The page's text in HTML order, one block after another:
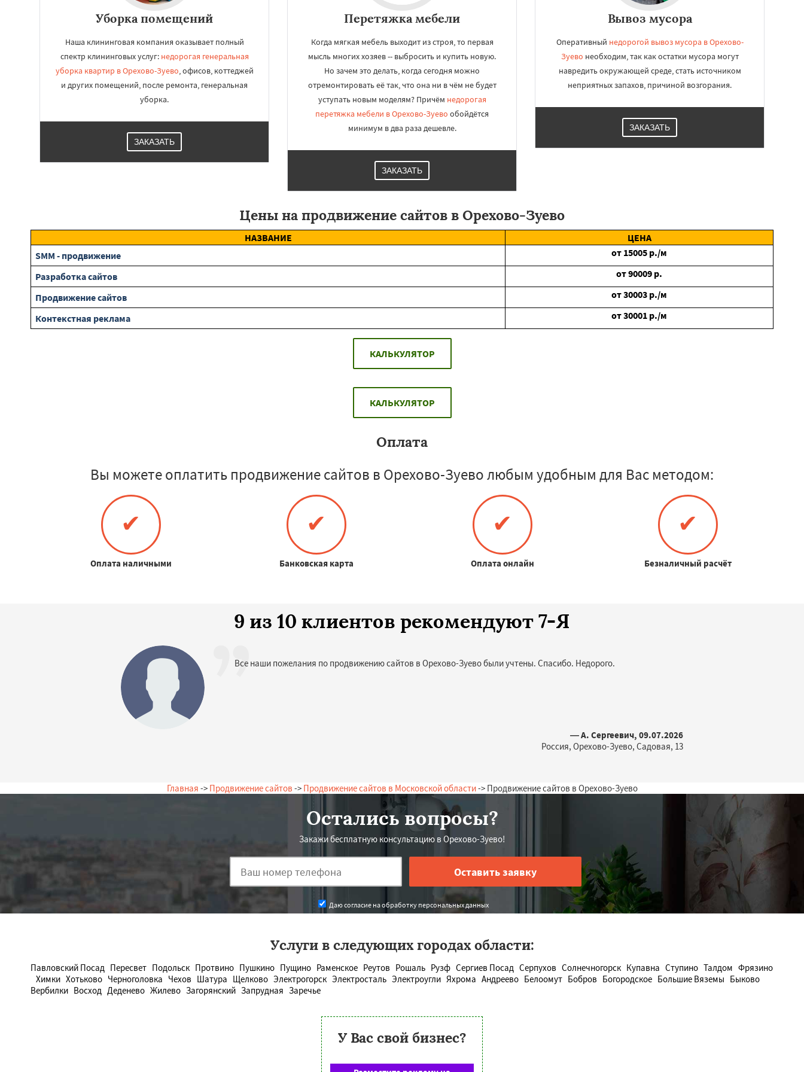
Уборка помещений
Наша клининговая компания оказывает полный
спектр клининговых услуг: недорогая генеральная
уборка квартир в Орехово-Зуево, офисов, коттеджей
и других помещений, после ремонта, генеральная
уборка.
ЗАКАЗАТЬ
Перетяжка мебели
Когда мягкая мебель выходит из строя, то первая
мысль многих хозяев -- выбросить и купить новую.
Но зачем это делать, когда сегодня можно
отремонтировать её так, что она ни в чём не будет
уступать новым моделям? Причём недорогая
перетяжка мебели в Орехово-Зуево обойдётся
минимум в два раза дешевле.
ЗАКАЗАТЬ
Вывоз мусора
Оперативный недорогой вывоз мусора в Орехово-
Зуево необходим, так как остатки мусора могут
навредить окружающей среде, стать источником
неприятных запахов, причиной возгорания.
ЗАКАЗАТЬ
Цены на продвижение сайтов в Орехово-Зуево
НАЗВАНИЕ
ЦЕНА
SMM - продвижение
от 15005 р./м
Разработка сайтов
от90009 р.
Продвижение сайтов
от30003 р./м
Контекстная реклама
от30001 р./м
КАЛЬКУЛЯТОР
КАЛЬКУЛЯТОР
Оплата
Вы можете оплатить продвижение сайтов в Орехово-Зуево любым удобным для Вас методом:
✔
Оплата наличными
✔
Банковская карта
✔
Оплата онлайн
✔
Безналичный расчёт
9 из 10 клиентов рекомендуют 7-Я
Все наши пожелания по продвижению сайтов в Орехово-Зуево были учтены. Спасибо. Недорого.
— А. Сергеевич, 09.07.2026
Россия, Орехово-Зуево, Садовая, 13
Главная -> Продвижение сайтов -> Продвижение сайтов в Московской области-> Продвижение сайтов в Орехово-Зуево
Остались вопросы?
Закажи бесплатную консультацию в Орехово-Зуево!
Даю согласие на обработку персональных данных
Услуги в следующих городах области:
Павловский Посад Пересвет Подольск Протвино Пушкино Пущино Раменское Реутов Рошаль Рузф Сергиев Посад Серпухов Солнечногорск Купавна Ступино Талдом Фрязино
Химки Хотьково Черноголовка Чехов Шатура Щелково Электрогорск Электросталь Электроугли Яхрома Андреево Белоомут Бобров Богородское Большие Вяземы Быково
Вербилки Восход Деденево Жилево Загорянский Запрудная Заречье
У Вас свой бизнес?